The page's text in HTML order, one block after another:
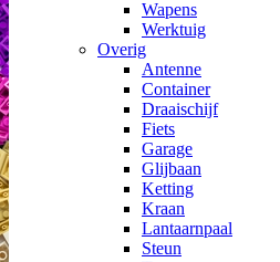
Wapens
Werktuig
Overig
Antenne
Container
Draaischijf
Fiets
Garage
Glijbaan
Ketting
Kraan
Lantaarnpaal
Steun